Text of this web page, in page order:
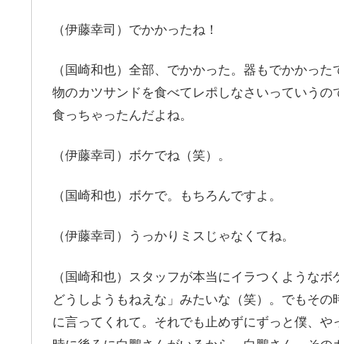
（伊藤幸司）でかかったね！
（国崎和也）全部、でかかった。器もでかかっ
物のカツサンドを食べてレポしなさいっていうの
食っちゃったんだよね。
（伊藤幸司）ボケでね（笑）。
（国崎和也）ボケで。もちろんですよ。
（伊藤幸司）うっかりミスじゃなくてね。
（国崎和也）スタッフが本当にイラつくような
どうしようもねえな」みたいな（笑）。でもそ
に言ってくれて。それでも止めずにずっと僕、